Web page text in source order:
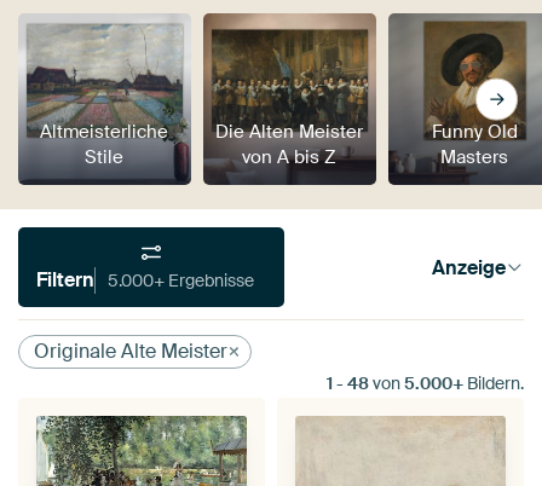
Altmeisterliche
Stile
Die Alten Meister
von A bis Z
Funny Old
Masters
Filtern 5.000+ Ergebnisse Anzeige
1 - 48von5.000+ Bildern.
Originale Alte Meister